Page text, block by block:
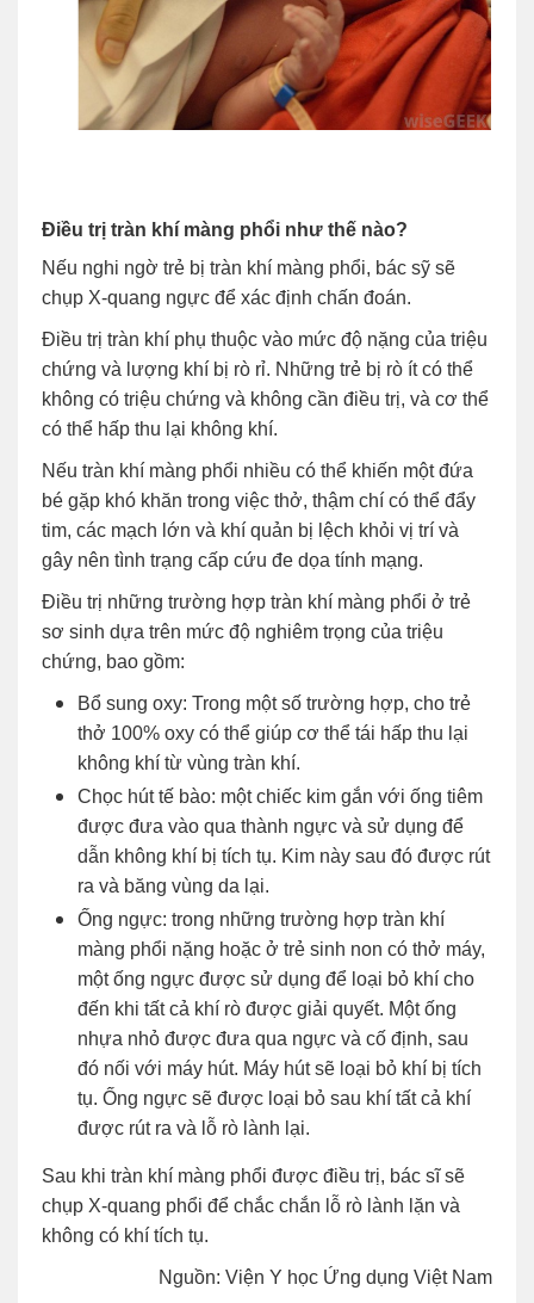
Điều trị tràn khí màng phổi như thế nào?
Nếu nghi ngờ trẻ bị tràn khí màng phổi, bác sỹ sẽ
chụp X-quang ngực để xác định chấn đoán.
Điều trị tràn khí phụ thuộc vào mức độ nặng của triệu
chứng và lượng khí bị rò rỉ. Những trẻ bị rò ít có thể
không có triệu chứng và không cần điều trị, và cơ thể
có thể hấp thu lại không khí.
Nếu tràn khí màng phổi nhiều có thể khiến một đứa
bé gặp khó khăn trong việc thở, thậm chí có thể đẩy
tim, các mạch lớn và khí quản bị lệch khỏi vị trí và
gây nên tình trạng cấp cứu đe dọa tính mạng.
Điều trị những trường hợp tràn khí màng phổi ở trẻ
sơ sinh dựa trên mức độ nghiêm trọng của triệu
chứng, bao gồm:
Bổ sung oxy: Trong một số trường hợp, cho trẻ
thở 100% oxy có thể giúp cơ thể tái hấp thu lại
không khí từ vùng tràn khí.
Chọc hút tế bào: một chiếc kim gắn với ống tiêm
được đưa vào qua thành ngực và sử dụng để
dẫn không khí bị tích tụ. Kim này sau đó được rút
ra và băng vùng da lại.
Ống ngực: trong những trường hợp tràn khí
màng phổi nặng hoặc ở trẻ sinh non có thở máy,
một ống ngực được sử dụng để loại bỏ khí cho
đến khi tất cả khí rò được giải quyết. Một ống
nhựa nhỏ được đưa qua ngực và cố định, sau
đó nối với máy hút. Máy hút sẽ loại bỏ khí bị tích
tụ. Ống ngực sẽ được loại bỏ sau khí tất cả khí
được rút ra và lỗ rò lành lại.
Sau khi tràn khí màng phổi được điều trị, bác sĩ sẽ
chụp X-quang phổi để chắc chắn lỗ rò lành lặn và
không có khí tích tụ.
Nguồn: Viện Y học Ứng dụng Việt Nam